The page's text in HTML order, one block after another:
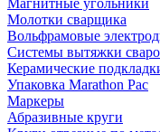
Магнитные угольники
Молотки сварщика
Вольфрамовые
Системы вытяжки
Керамические
Упаковка Marathon Pac
Маркеры
Абразивные круги